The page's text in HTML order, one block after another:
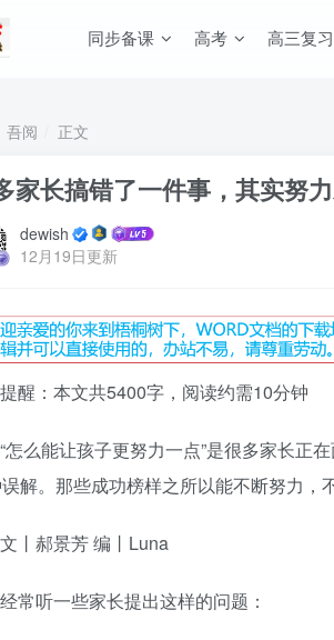
同步备课 高考 高三复习
吾阅 正文
家长搞错了一件事，其实努
dewish
12月19日更新
提醒：本文共5400字，阅读约需10分钟
“怎么能让孩子更努力一点”是很多家长正
解。那些成功榜样之所以能不断努力，
文丨郝景芳 编丨Luna
经常听一些家长提出这样的问题：